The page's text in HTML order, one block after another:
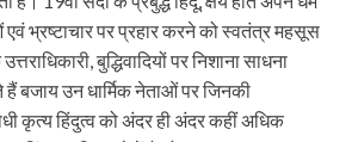
भ्रष्टाचार पर प्रहार करने को स्वतंत्र महसूस
बुद्धिवादियों पर निशाना साधना
बजाय उन धार्मिक नेताओं पर जिनकी
कृत्य हिंदुत्व को अंदर ही अंदर कहीं अधिक